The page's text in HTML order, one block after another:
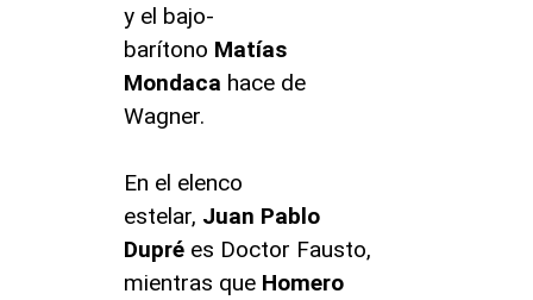
y el bajo-
barítono Matías
Mondaca hace de
Wagner.
En el elenco
estelar, Juan Pablo
Dupré es Doctor Fausto,
mientras que Homero